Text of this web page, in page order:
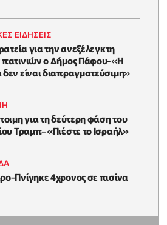
ΕΙΔΗΣΕΙΣ
για την ανεξέλεγκτη
πατινιών ο Δήμος Πάφου-«Η
είναι διαπραγματεύσιμη»
για τη δεύτερη φάση του
Τραμπ–«Πιέστε το Ισραήλ»
Πνίγηκε 4χρονος σε πισίνα